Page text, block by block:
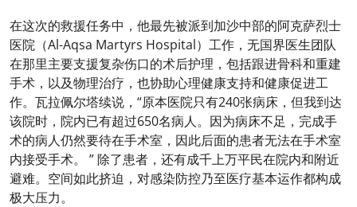
在这次的救援任务中，他最先被派到加沙中部的阿克萨烈士
医院（Al-Aqsa Martyrs Hospital）工作，无国界医生团队
在那里主要支援复杂伤口的术后护理，包括跟进骨科和重建
手术，以及物理治疗，也协助心理健康支持和健康促进工
作。瓦拉佩尔塔续说，“原本医院只有240张病床，但我到达
该院时，院内已有超过650名病人。因为病床不足，完成手
术的病人仍然要待在手术室，因此后面的患者无法在手术室
内接受手术。 ” 除了患者，还有成千上万平民在院内和附近
避难。空间如此挤迫，对感染防控乃至医疗基本运作都构成
极大压力。